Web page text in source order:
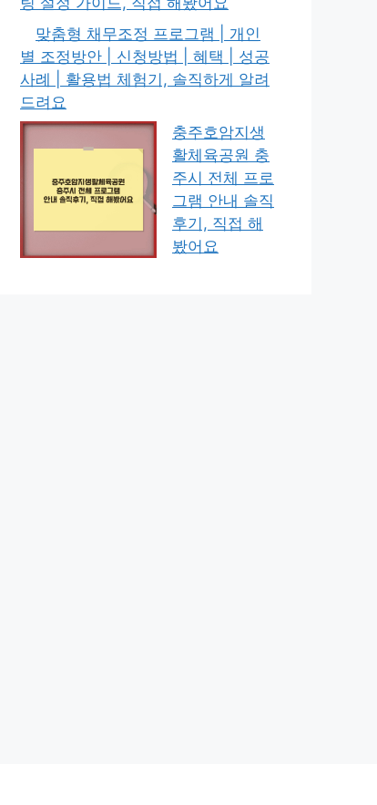
맞춤형 채무조정 프로그램 | 개인
별 조정방안 | 신청방법 | 혜택 | 성공
사례 | 활용법 체험기, 솔직하게 알려
드려요
충주호암지생
활체육공원 충
주시 전체 프로
그램 안내 솔직
후기, 직접 해
봤어요